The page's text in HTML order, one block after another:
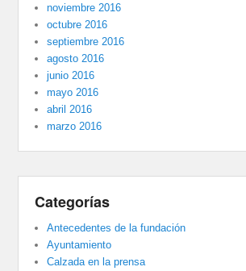
noviembre 2016
octubre 2016
septiembre 2016
agosto 2016
junio 2016
mayo 2016
abril 2016
marzo 2016
Categorías
Antecedentes de la fundación
Ayuntamiento
Calzada en la prensa